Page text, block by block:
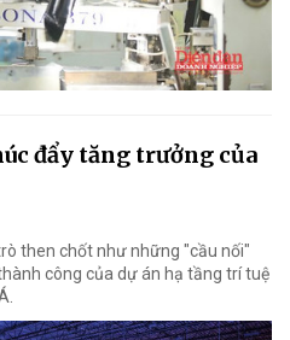
đẩy tăng trưởng của
then chốt như những "cầu nối"
công của dự án hạ tầng trí tuệ